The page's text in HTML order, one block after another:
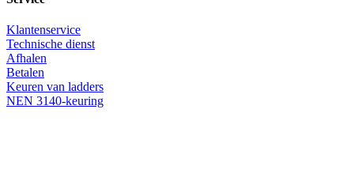
Klantenservice
Technische dienst
Afhalen
Betalen
Keuren van ladders
NEN 3140-keuring